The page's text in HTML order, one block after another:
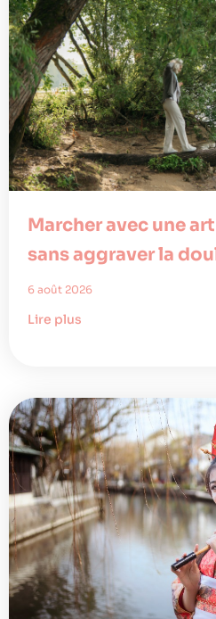
Marcher avec une
sans aggraver la
6 août 2026
Lire plus